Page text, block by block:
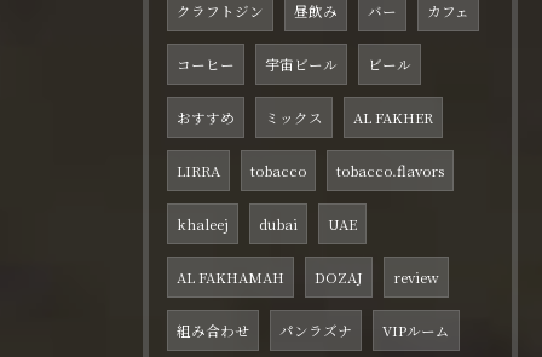
クラフトジン 昼飲み バー カフェ
コーヒー 宇宙ビール ビール
おすすめ ミックス AL FAKHER
LIRRA tobacco tobacco.flavors
khaleej dubai UAE
AL FAKHAMAH DOZAJ review
組み合わせ パンラズナ VIPルーム